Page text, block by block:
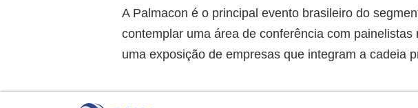
A Palmacon é o principal evento brasileiro do
contemplar uma área de conferência com
uma exposição de empresas que integram a cadeia